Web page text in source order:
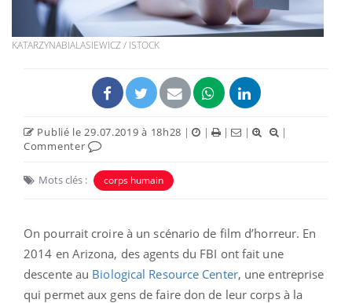
KATARZYNABIALASIEWICZ / ISTOCK
Publié le 29.07.2019 à 18h28 | | | |
|
Commenter
Mots clés : corps humain
On pourrait croire à un scénario de film d’horreur. En
2014 en Arizona, des agents du FBI ont fait une
descente au Biological Resource Center, une entreprise
qui permet aux gens de faire don de leur corps à la